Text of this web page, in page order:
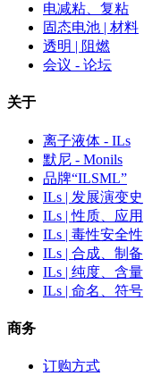
电减粘、复粘
固态电池 | 材料
透明 | 阻燃
会议 - 论坛
关于
离子液体 - ILs
默尼 - Monils
品牌“ILSML”
ILs | 发展演变史
ILs | 性质、应用
ILs | 毒性安全性
ILs | 合成、制备
ILs | 纯度、含量
ILs | 命名、符号
商务
订购方式